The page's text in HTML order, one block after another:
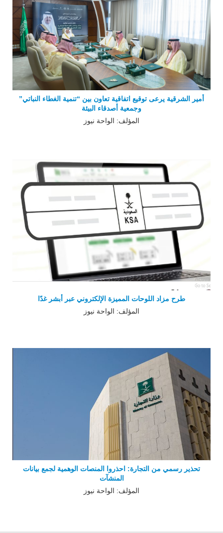
أمير الشرقية يرعى توقيع اتفاقية تعاون بين “تنمية الغطاء النباتي”
وجمعية أصدقاء البيئة
المؤلف: الواحة نيوز
طرح مزاد اللوحات المميزة الإلكتروني عبر أبشر غدًا
المؤلف: الواحة نيوز
تحذير رسمي من التجارة: احذروا المنصات الوهمية لجمع بيانات
المنشآت
المؤلف: الواحة نيوز